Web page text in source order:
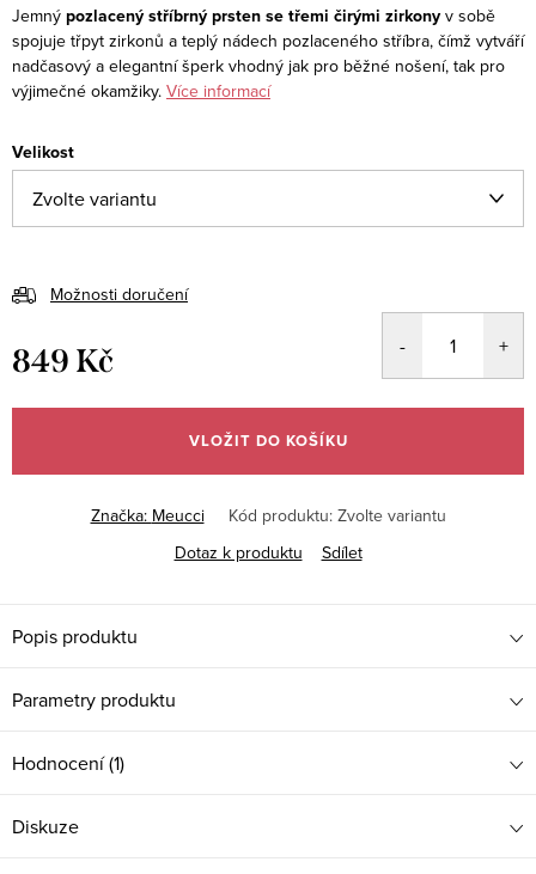
Jemný pozlacený stříbrný prsten se třemi čirými zirkony v sobě
spojuje třpyt zirkonů a teplý nádech pozlaceného stříbra, čímž vytváří
nadčasový a elegantní šperk vhodný jak pro běžné nošení, tak pro
výjimečné okamžiky. Více informací
Velikost
Možnosti doručení
849 Kč
cena:
VLOŽIT DO KOŠÍKU
Značka: Meucci Kód produktu: Zvolte variantu
Dotaz k produktu
Sdílet
Popis produktu
Parametry produktu
Hodnocení (1)
Diskuze